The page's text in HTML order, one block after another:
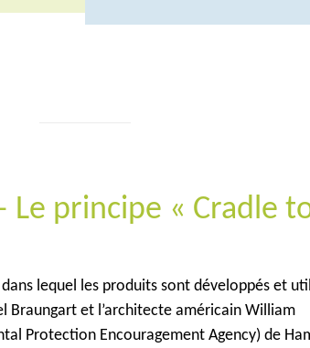
principe « Cradle
lequel les produits sont développés et
Braungart et l’architecte américain William
Protection Encouragement Agency) de